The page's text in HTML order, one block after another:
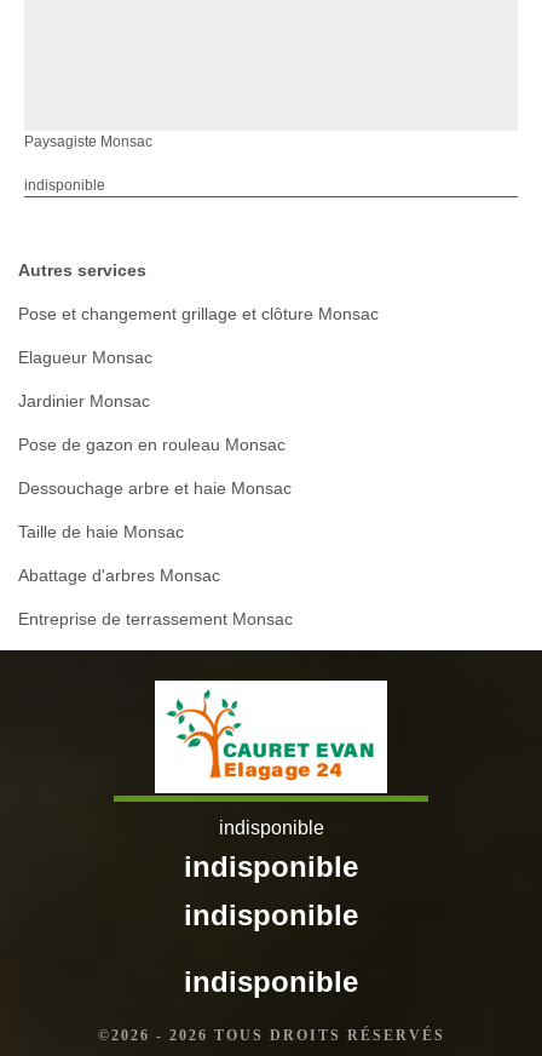
Paysagiste Monsac
indisponible
Autres services
Pose et changement grillage et clôture Monsac
Elagueur Monsac
Jardinier Monsac
Pose de gazon en rouleau Monsac
Dessouchage arbre et haie Monsac
Taille de haie Monsac
Abattage d'arbres Monsac
Entreprise de terrassement Monsac
indisponible
indisponible
indisponible
indisponible
©2026 - 2026 TOUS DROITS RÉSERVÉS